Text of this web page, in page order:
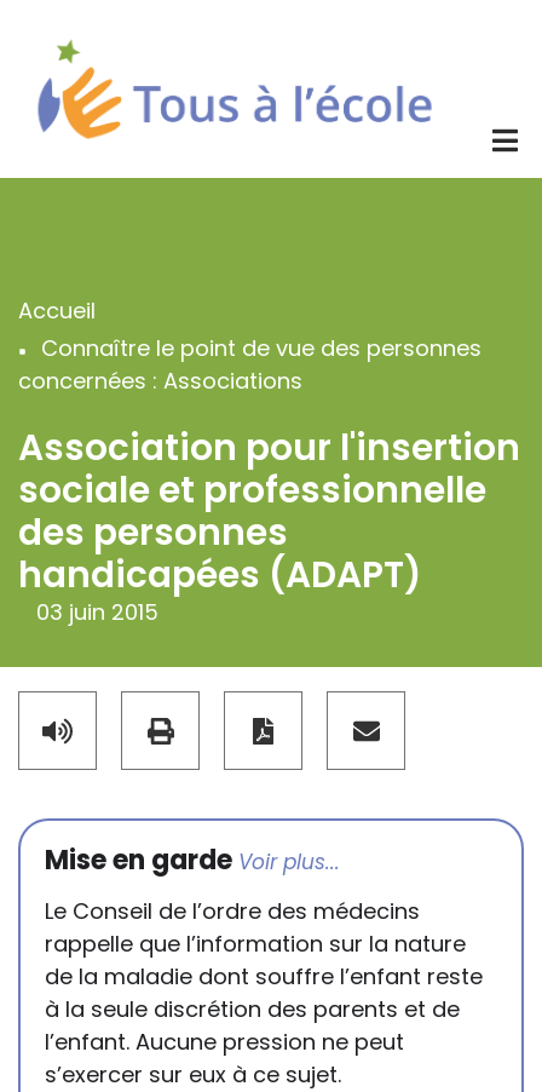
contenu
principal
Fil
d'Ariane
Accueil
Connaître le point de vue des personnes
concernées : Associations
Association pour l'insertion
sociale et professionnelle
des personnes
handicapées (ADAPT)
03 juin 2015
Mise en garde
Le Conseil de l’ordre des médecins
rappelle que l’information sur la nature
de la maladie dont souffre l’enfant reste
à la seule discrétion des parents et de
l’enfant. Aucune pression ne peut
s’exercer sur eux à ce sujet.